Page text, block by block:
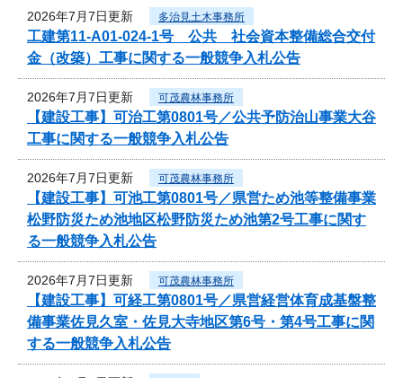
2026年7月7日更新 多治見土木事務所
工建第11-A01-024-1号 公共 社会資本整備総合交付
金（改築）工事に関する一般競争入札公告
2026年7月7日更新 可茂農林事務所
【建設工事】可治工第0801号／公共予防治山事業大谷
工事に関する一般競争入札公告
2026年7月7日更新 可茂農林事務所
【建設工事】可池工第0801号／県営ため池等整備事業
松野防災ため池地区松野防災ため池第2号工事に関す
る一般競争入札公告
2026年7月7日更新 可茂農林事務所
【建設工事】可経工第0801号／県営経営体育成基盤整
備事業佐見久室・佐見大寺地区第6号・第4号工事に関
する一般競争入札公告